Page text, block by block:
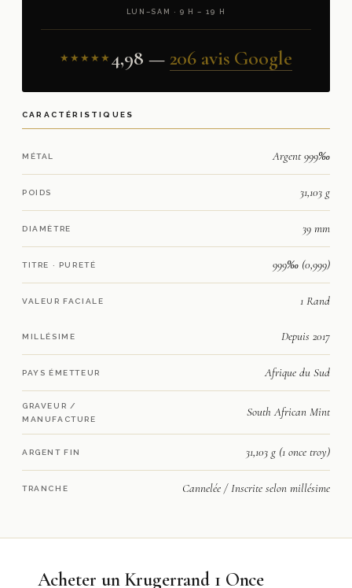
LUN–SAM · 9 H – 19 H
★★★★★4,98 —206 avis Google
CARACTÉRISTIQUES
MÉTAL Argent 999‰
POIDS 31,103 g
DIAMÈTRE 39 mm
TITRE · PURETÉ 999‰ (0,999)
VALEUR FACIALE 1 Rand
MILLÉSIME Depuis 2017
PAYS ÉMETTEUR Afrique du Sud
GRAVEUR /
MANUFACTURE
South African Mint
ARGENT FIN 31,103 g (1 once troy)
TRANCHE Cannelée / Inscrite selon millésime
Acheter un Krugerrand 1 Once